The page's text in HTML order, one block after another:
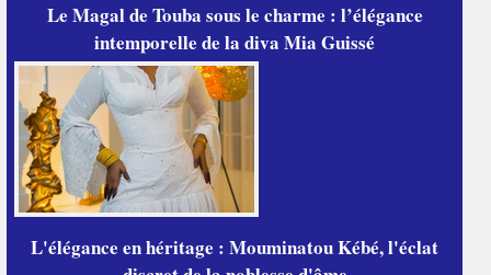
Le Magal de Touba sous le charme : l’élégance
intemporelle de la diva Mia Guissé
L'élégance en héritage : Mouminatou Kébé, l'éclat